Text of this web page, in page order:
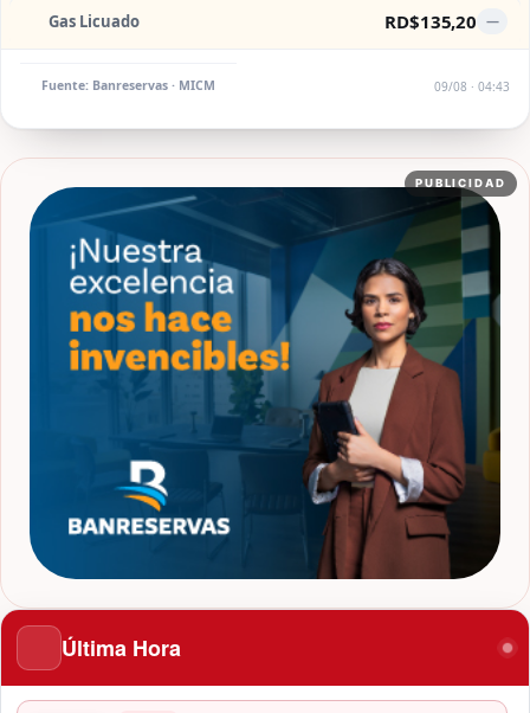
Gas Licuado RD$135,20 —
Fuente: Banreservas · MICM 09/08 · 04:43
PUBLICIDAD
Última Hora